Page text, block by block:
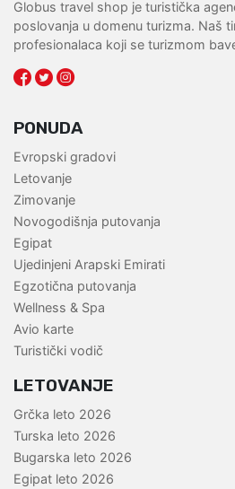
Globus travel shop je turistička
poslovanja u domenu turizma. Naš
profesionalaca koji se turizmom
PONUDA
Evropski gradovi
Letovanje
Zimovanje
Novogodišnja putovanja
Egipat
Ujedinjeni Arapski Emirati
Egzotična putovanja
Wellness & Spa
Avio karte
Turistički vodič
LETOVANJE
Grčka leto 2026
Turska leto 2026
Bugarska leto 2026
Egipat leto 2026